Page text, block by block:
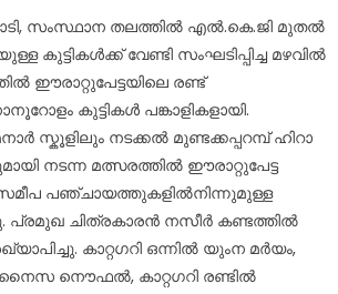
സംസ്ഥാന തലത്തിൽ എൽ.കെ.ജി മുതൽ
കുട്ടികൾക്ക് വേണ്ടി സംഘടിപ്പിച്ച മഴവിൽ
ഈരാറ്റുപേട്ടയിലെ രണ്ട്
കുട്ടികൾ പങ്കാളികളായി.
സ്കൂളിലും നടക്കൽ മുണ്ടക്കപ്പറമ്പ് ഹിറാ
നടന്ന മത്സരത്തിൽ ഈരാറ്റുപേട്ട
പഞ്ചായത്തുകളിൽനിന്നുമുള്ള
പ്രമുഖ ചിത്രകാരൻ നസീർ കണ്ടത്തിൽ
കാറ്റഗറി ഒന്നിൽ യുംന മർയം,
നൌഫൽ, കാറ്റഗറി രണ്ടിൽ